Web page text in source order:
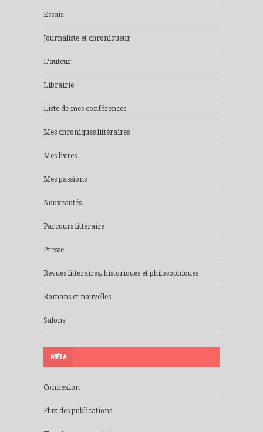
Essais
Journaliste et chroniqueur
L'auteur
Librairie
Liste de mes conférences
Mes chroniques littéraires
Mes livres
Mes passions
Nouveautés
Parcours littéraire
Presse
Revues littéraires, historiques et philosophiques
Romans et nouvelles
Salons
MÉTA
Connexion
Flux des publications